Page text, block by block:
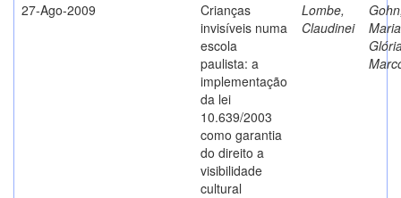
27-Ago-2009
Crianças
invisíveis numa
escola
paulista: a
implementação
da lei
10.639/2003
como garantia
do direito a
visibilidade
cultural
Lombe,
Claudinei